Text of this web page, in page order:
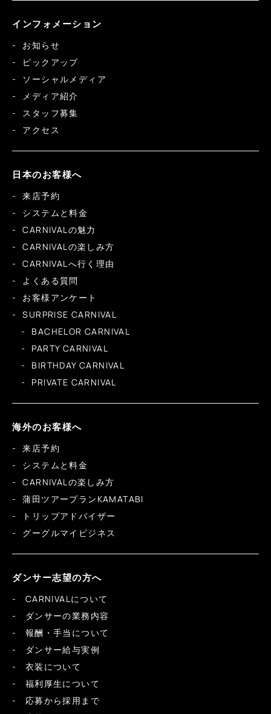
インフォメーション
お知らせ
ピックアップ
ソーシャルメディア
メディア紹介
スタッフ募集
アクセス
日本のお客様へ
来店予約
システムと料金
CARNIVALの魅力
CARNIVALの楽しみ方
CARNIVALへ行く理由
よくある質問
お客様アンケート
SURPRISE CARNIVAL
BACHELOR CARNIVAL
PARTY CARNIVAL
BIRTHDAY CARNIVAL
PRIVATE CARNIVAL
海外のお客様へ
来店予約
システムと料金
CARNIVALの楽しみ方
蒲田ツアープランKAMATABI
トリップアドバイザー
グーグルマイビジネス
ダンサー志望の方へ
CARNIVALについて
ダンサーの業務内容
報酬・手当について
ダンサー給与実例
衣装について
福利厚生について
応募から採用まで